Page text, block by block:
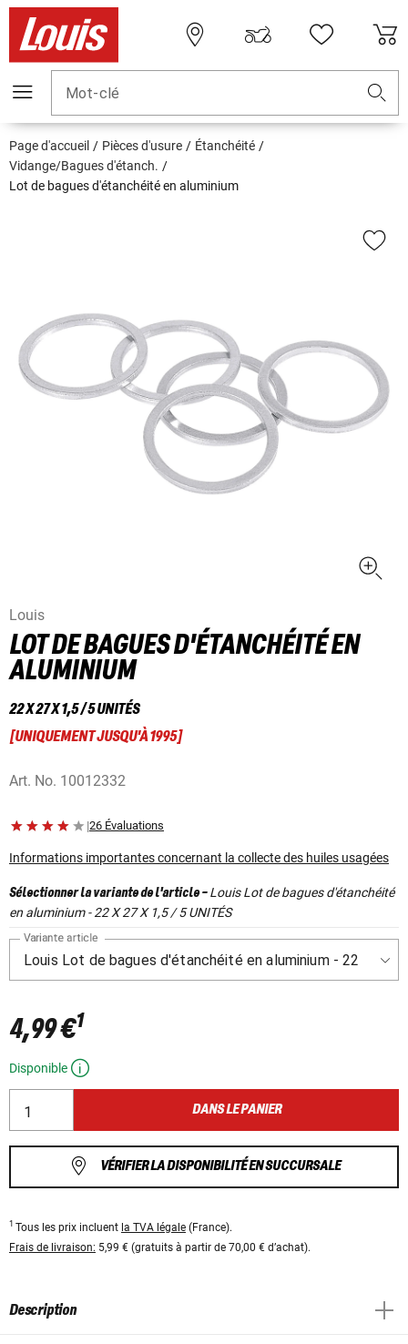
Mot-clé
Page d'accueil Pièces d'usure
Étanchéité
Vidange/Bagues d'étanch.
Lot de bagues d'étanchéité en aluminium
Louis
LOT DE BAGUES D'ÉTANCHÉITÉ EN
ALUMINIUM
22 X 27 X 1,5 / 5 UNITÉS
[UNIQUEMENT JUSQU'À 1995]
Art. No. 10012332
|26 Évaluations
Informations importantes concernant la collecte des huiles usagées
Sélectionner la variante de l'article-Louis Lot de bagues d'étanchéité
en aluminium - 22 X 27 X 1,5 / 5 UNITÉS
Variante article
4,99 €1
Disponible
DANS LE PANIER
VÉRIFIER LA DISPONIBILITÉ EN SUCCURSALE
1 Tous les prix incluent la TVA légale (France).
Frais de livraison: 5,99 € (gratuits à partir de 70,00 € d’achat).
Description